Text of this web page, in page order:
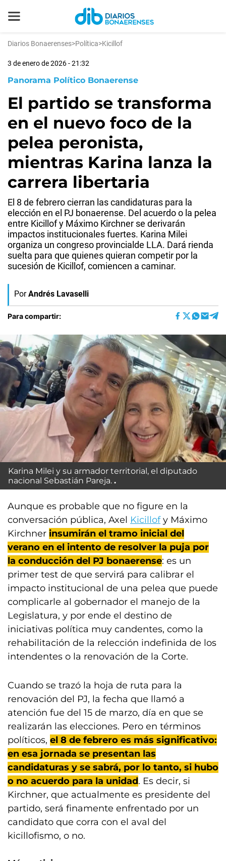
Diarios Bonaerenses>Política>Kicillof
3 de enero de 2026 - 21:32
Panorama Político Bonaerense
El partido se transforma
en el nuevo foco de la
pelea peronista,
mientras Karina lanza la
carrera libertaria
El 8 de febrero cierran las candidaturas para la
elección en el PJ bonaerense. Del acuerdo o la pelea
entre Kicillof y Máximo Kirchner se derivarán
impactos institucionales fuertes. Karina Milei
organiza un congreso provincialde LLA. Dará rienda
suelta para que quienes quieran competir por la
sucesión de Kicillof, comiencen a caminar.
Por Andrés Lavaselli
Para compartir:
Karina Milei y su armador territorial, el diputado
nacional Sebastián Pareja.
Aunque es probable que no figure en la
conversación pública, Axel Kicillofy Máximo
Kirchner insumirán el tramo inicial del
verano en el intento de resolver la puja por
la conducción del PJ bonaerense: es un
primer test de que servirá para calibrar el
impacto institucional de una pelea que puede
complicarle al gobernador el manejo de la
Legislatura, y por ende el destino de
iniciativas política muy candentes, como la
rehabilitación de la relección indefinida de los
intendentes o la renovación de la Corte.
Cuando se trazó la hoja de ruta para la
renovación del PJ, la fecha que llamó a
atención fue del 15 de marzo, día en que se
realizarán las elecciones. Pero en términos
políticos, el 8 de febrero es más significativo:
en esa jornada se presentan las
candidaturas y se sabrá, por lo tanto, si hubo
o no acuerdo para la unidad. Es decir, si
Kirchner, que actualmente es presidente del
partido, será finamente enfrentado por un
candidato que corra con el aval del
kicillofismo, o no.